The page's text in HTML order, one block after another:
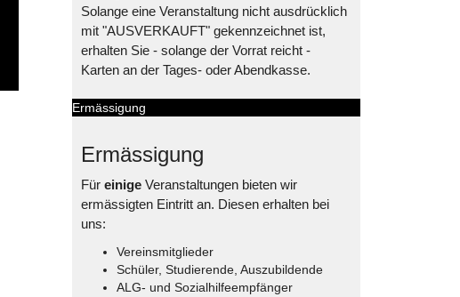
Solange eine Veranstaltung nicht ausdrücklich
mit "AUSVERKAUFT" gekennzeichnet ist,
erhalten Sie - solange der Vorrat reicht -
Karten an der Tages- oder Abendkasse.
Ermässigung
Ermässigung
Für einigeVeranstaltungen bieten wir
ermässigten Eintritt an. Diesen erhalten bei
uns:
Vereinsmitglieder
Schüler, Studierende, Auszubildende
ALG- und Sozialhilfeempfänger